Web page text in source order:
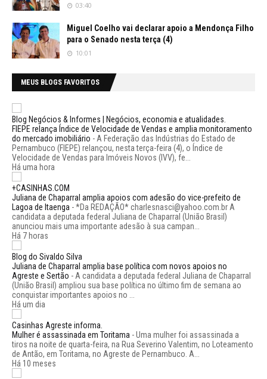
03:40
Miguel Coelho vai declarar apoio a Mendonça Filho
para o Senado nesta terça (4)
10:01
MEUS BLOGS FAVORITOS
Blog Negócios & Informes | Negócios, economia e atualidades.
FIEPE relança Índice de Velocidade de Vendas e amplia monitoramento
do mercado imobiliário - A Federação das Indústrias do Estado de
Pernambuco (FIEPE) relançou, nesta terça-feira (4), o Índice de
Velocidade de Vendas para Imóveis Novos (IVV), fe...
Há uma hora
+CASINHAS.COM
Juliana de Chaparral amplia apoios com adesão do vice-prefeito de
Lagoa de Itaenga -*Da REDAÇÃO* charlesnasci@yahoo.com.br A
candidata a deputada federal Juliana de Chaparral (União Brasil)
anunciou mais uma importante adesão à sua campan...
Há 7 horas
Blog do Sivaldo Silva
Juliana de Chaparral amplia base política com novos apoios no
Agreste e Sertão - A candidata a deputada federal Juliana de Chaparral
(União Brasil) ampliou sua base política no último fim de semana ao
conquistar importantes apoios no ...
Há um dia
Casinhas Agreste informa.
Mulher é assassinada em Toritama -Uma mulher foi assassinada a
tiros na noite de quarta-feira, na Rua Severino Valentim, no Loteamento
de Antão, em Toritama, no Agreste de Pernambuco. A...
Há 10 meses